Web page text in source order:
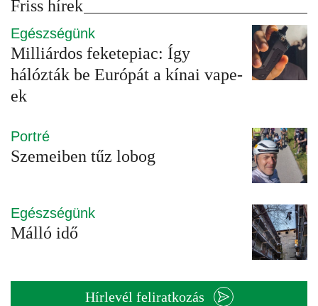
Friss hírek
Egészségünk
Milliárdos feketepiac: Így
hálózták be Európát a kínai vape-
ek
Portré
Szemeiben tűz lobog
Egészségünk
Málló idő
Hírlevél feliratkozás